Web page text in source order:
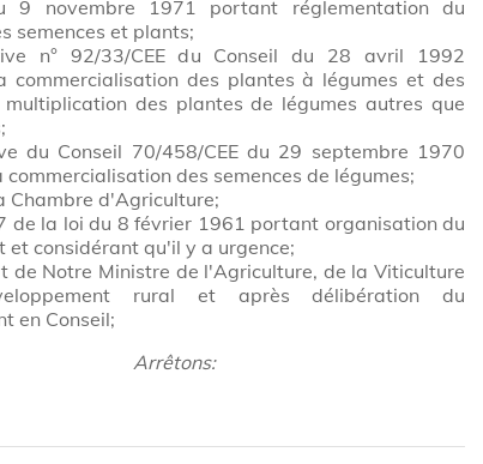
novembre 1971 portant réglementation du
semences et plants;
n° 92/33/CEE du Conseil du 28 avril 1992
commercialisation des plantes à légumes et des
des plantes de légumes autres que
du Conseil 70/458/CEE du 29 septembre 1970
commercialisation des semences de légumes;
Chambre d'Agriculture;
de la loi du 8 février 1961 portant organisation du
et considérant qu'il y a urgence;
de Notre Ministre de l'Agriculture, de la Viticulture
rural et après délibération du
en Conseil;
Arrêtons: